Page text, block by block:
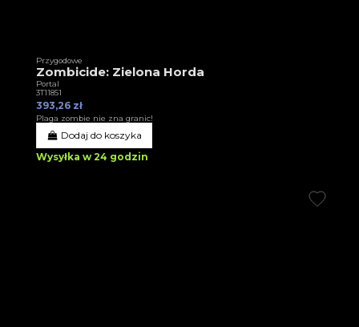
Przygodowe
Zombicide: Zielona Horda
Portal
3T11851
393,26 zł
Plaga zombie nie zna granic!
Dodaj do koszyka
Wysyłka w 24 godzin